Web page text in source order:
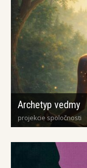
Archetyp vedmy
projekcie spoločnosti